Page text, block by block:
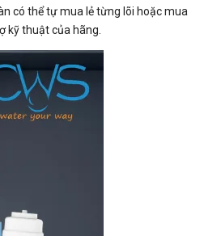
có thể tự mua lẻ từng lõi hoặc mua
kỹ thuật của hãng.